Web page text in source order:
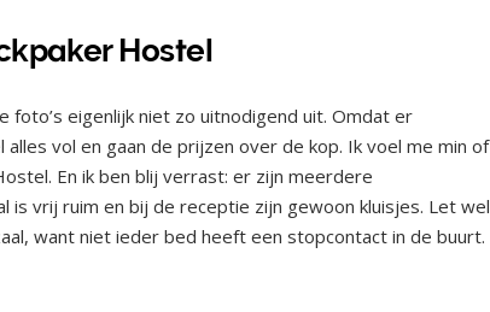
Hostel
eigenlijk niet zo uitnodigend uit. Omdat er
vol en gaan de prijzen over de kop. Ik voel me min of
En ik ben blij verrast: er zijn meerdere
is vrij ruim en bij de receptie zijn gewoon kluisjes. Let wel
want niet ieder bed heeft een stopcontact in de buurt.